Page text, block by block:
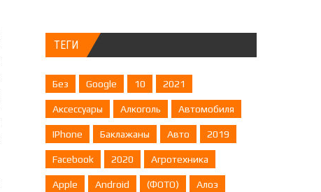
ТЕГИ
Без Google 10 2021
Аксессуары Алкоголь Автомобиля
IPhone Баклажаны Авто 2019
Facebook 2020 Агротехника
Apple Android (ФОТО) Алоэ